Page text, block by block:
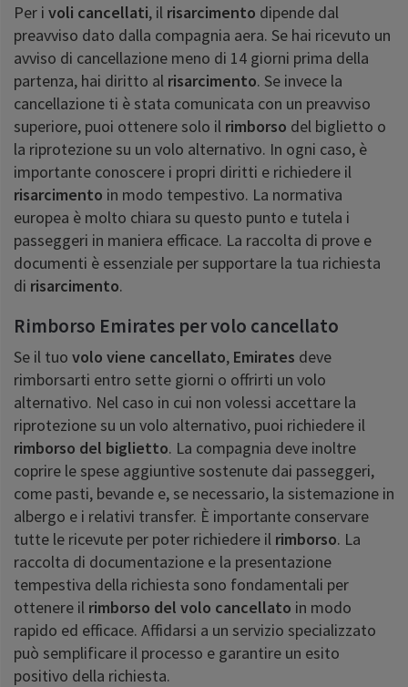
Per i voli cancellati, il risarcimento dipende dal
preavviso dato dalla compagnia aera. Se hai ricevuto un
avviso di cancellazione meno di 14 giorni prima della
partenza, hai diritto al risarcimento. Se invece la
cancellazione ti è stata comunicata con un preavviso
superiore, puoi ottenere solo il rimborso del biglietto o
la riprotezione su un volo alternativo. In ogni caso, è
importante conoscere i propri diritti e richiedere il
risarcimento in modo tempestivo. La normativa
europea è molto chiara su questo punto e tutela i
passeggeri in maniera efficace. La raccolta di prove e
documenti è essenziale per supportare la tua richiesta
di risarcimento.
Rimborso Emirates per volo cancellato
Se il tuo volo viene cancellato, Emirates deve
rimborsarti entro sette giorni o offrirti un volo
alternativo. Nel caso in cui non volessi accettare la
riprotezione su un volo alternativo, puoi richiedere il
rimborso del biglietto. La compagnia deve inoltre
coprire le spese aggiuntive sostenute dai passeggeri,
come pasti, bevande e, se necessario, la sistemazione in
albergo e i relativi transfer. È importante conservare
tutte le ricevute per poter richiedere il rimborso. La
raccolta di documentazione e la presentazione
tempestiva della richiesta sono fondamentali per
ottenere il rimborso del volo cancellato in modo
rapido ed efficace. Affidarsi a un servizio specializzato
può semplificare il processo e garantire un esito
positivo della richiesta.